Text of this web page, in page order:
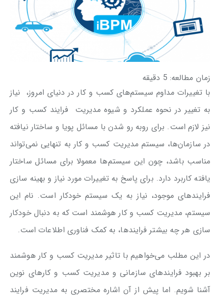
زمان مطالعه: 5 دقیقه
با تغییرات مداوم سیستم‌های کسب و کار در دنیای امروز، نیاز
به تغییر در نحوه عملکرد و شیوه مدیریت فرایند کسب و کار
نیز لازم است. برای روبه رو شدن با مسائل پویا و ساختار نیافته
در سازمان‌ها، سیستم مدیریت کسب و کار به تنهایی نمی‌تواند
مناسب باشد، چون این سیستم‌ها معمولا برای مسائل ساختار
یافته کاربرد دارد. برای پاسخ به تغییرات مورد نیاز و بهینه سازی
فرایندهای موجود، نیاز به یک سیستم خودکار است. نام این
سیستم، مدیریت کسب و کار هوشمند است که به دنبال خودکار
سازی هر چه بیشتر فرایندها، به کمک فناوری اطلاعات است.
در این مطلب می‌خواهیم با تاثیر مدیریت کسب و کار هوشمند
بر بهبود فرایندهای سازمانی و مدیریت کسب و کارهای نوین
آشنا شویم. اما پیش از آن اشاره مختصری به مدیریت فرایند